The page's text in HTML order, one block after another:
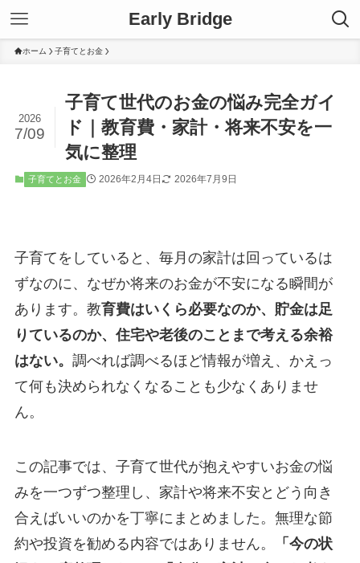
Early Bridge
ホーム 子育てとお金
子育て世代のお金の悩み完全ガイ
ド｜教育費・家計・将来不安を一
気に整理
2026
7/09
子育てとお金 2026年2月4日 2026年7月9日
子育てをしていると、毎月の家計は回っているは
ずなのに、なぜか将来のお金が不安になる瞬間が
あります。教育費はいくら必要なのか、貯金は足
りているのか、住宅や老後のことまで考える余裕
はない。 調べれば調べるほど情報が増え、かえっ
て何も決められなくなることも少なくありませ
ん。
この記事では、子育て世代が抱えやすいお金の悩
みを一つずつ整理し、家計や将来不安とどう向き
合えばいいのかを丁寧にまとめました。無理な節
約や投資を勧める内容ではありません。
「今の状